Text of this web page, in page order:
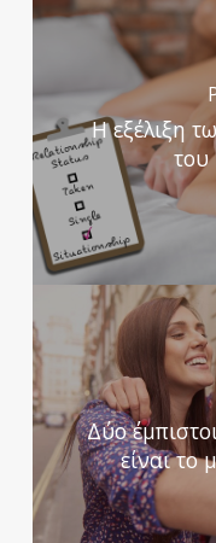
Η εξέλιξη
Δύο
είναι το